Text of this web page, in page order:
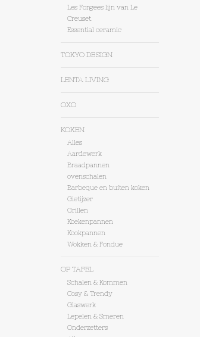
Les Forgees lijn van Le
Creuset
Essential ceramic
TOKYO DESIGN
LENTA LIVING
OXO
KOKEN
Alles
Aardewerk
Braadpannen
ovenschalen
Barbeque en buiten koken
Gietijzer
Grillen
Koekenpannen
Kookpannen
Wokken & Fondue
OP TAFEL
Schalen & Kommen
Cosy & Trendy
Glaswerk
Lepelen & Smeren
Onderzetters